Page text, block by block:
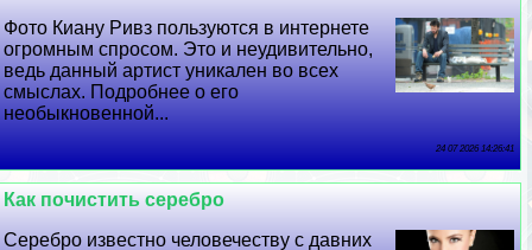
Фото Киану Ривз пользуются в интернете
огромным спросом. Это и неудивительно,
ведь данный артист уникален во всех
смыслах. Подробнее о его
необыкновенной...
24 07 2026 14:26:41
Как почистить серебро
Серебро известно человечеству с давних